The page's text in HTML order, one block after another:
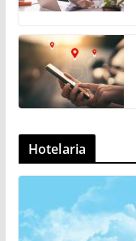
Hotelaria